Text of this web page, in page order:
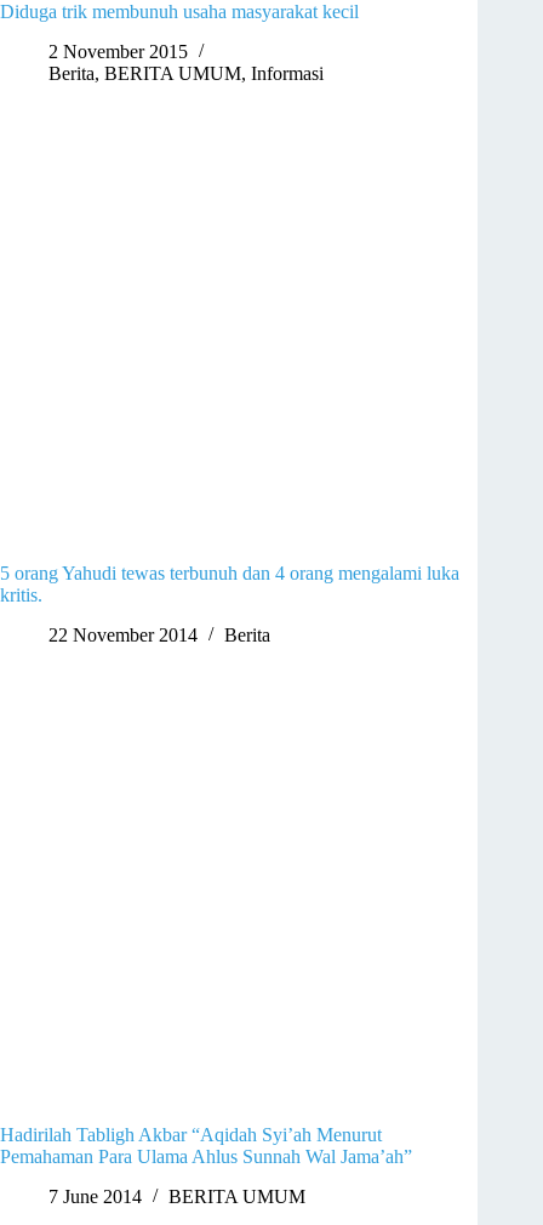
Diduga trik membunuh usaha masyarakat kecil
2 November 2015
Berita, BERITA UMUM, Informasi
5 orang Yahudi tewas terbunuh dan 4 orang mengalami luka
kritis.
22 November 2014
Berita
Hadirilah Tabligh Akbar “Aqidah Syi’ah Menurut
Pemahaman Para Ulama Ahlus Sunnah Wal Jama’ah”
7 June 2014
BERITA UMUM